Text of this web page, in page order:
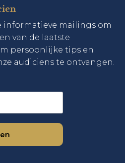
informatieve mailings om
van de laatste
persoonlijke tips en
audiciens te ontvangen.